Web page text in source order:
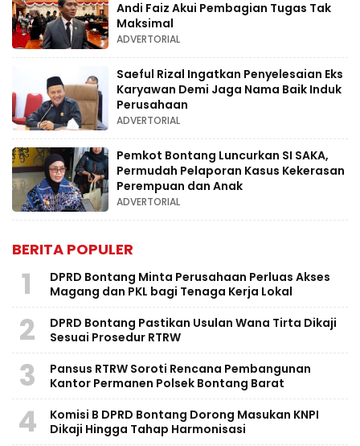
Andi Faiz Akui Pembagian Tugas Tak
Maksimal
ADVERTORIAL
Saeful Rizal Ingatkan Penyelesaian Eks
Karyawan Demi Jaga Nama Baik Induk
Perusahaan
ADVERTORIAL
Pemkot Bontang Luncurkan SI SAKA,
Permudah Pelaporan Kasus Kekerasan
Perempuan dan Anak
ADVERTORIAL
BERITA POPULER
1
DPRD Bontang Minta Perusahaan Perluas Akses
Magang dan PKL bagi Tenaga Kerja Lokal
2
DPRD Bontang Pastikan Usulan Wana Tirta Dikaji
Sesuai Prosedur RTRW
3
Pansus RTRW Soroti Rencana Pembangunan
Kantor Permanen Polsek Bontang Barat
4
Komisi B DPRD Bontang Dorong Masukan KNPI
Dikaji Hingga Tahap Harmonisasi